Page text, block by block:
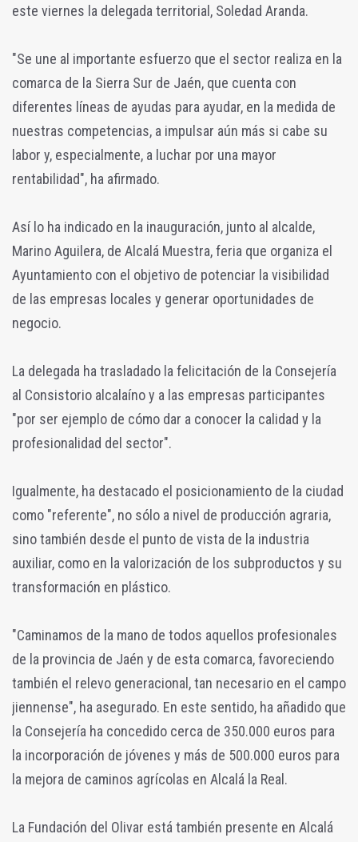
este viernes la delegada territorial, Soledad Aranda.
"Se une al importante esfuerzo que el sector realiza en la
comarca de la Sierra Sur de Jaén, que cuenta con
diferentes líneas de ayudas para ayudar, en la medida de
nuestras competencias, a impulsar aún más si cabe su
labor y, especialmente, a luchar por una mayor
rentabilidad", ha afirmado.
Así lo ha indicado en la inauguración, junto al alcalde,
Marino Aguilera, de Alcalá Muestra, feria que organiza el
Ayuntamiento con el objetivo de potenciar la visibilidad
de las empresas locales y generar oportunidades de
negocio.
La delegada ha trasladado la felicitación de la Consejería
al Consistorio alcalaíno y a las empresas participantes
"por ser ejemplo de cómo dar a conocer la calidad y la
profesionalidad del sector".
Igualmente, ha destacado el posicionamiento de la ciudad
como "referente", no sólo a nivel de producción agraria,
sino también desde el punto de vista de la industria
auxiliar, como en la valorización de los subproductos y su
transformación en plástico.
"Caminamos de la mano de todos aquellos profesionales
de la provincia de Jaén y de esta comarca, favoreciendo
también el relevo generacional, tan necesario en el campo
jiennense", ha asegurado. En este sentido, ha añadido que
la Consejería ha concedido cerca de 350.000 euros para
la incorporación de jóvenes y más de 500.000 euros para
la mejora de caminos agrícolas en Alcalá la Real.
La Fundación del Olivar está también presente en Alcalá